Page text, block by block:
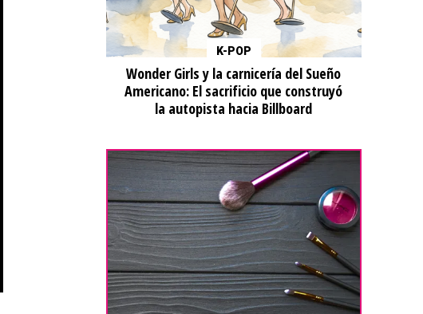
K-POP
Wonder Girls y la carnicería del Sueño
Americano: El sacrificio que construyó
la autopista hacia Billboard